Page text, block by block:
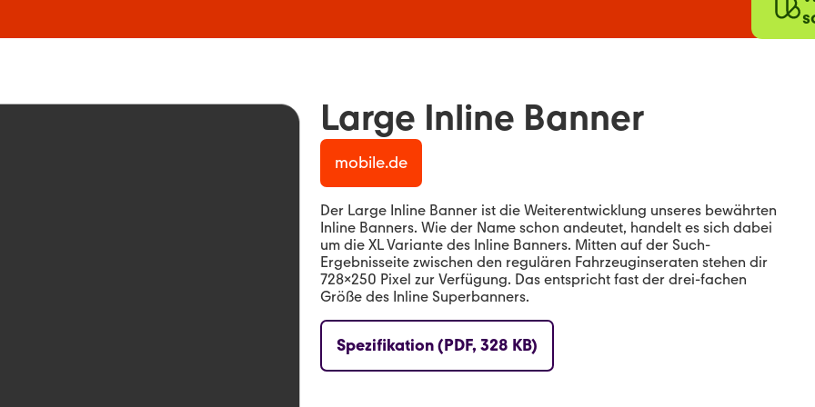
Large Inline Banner
mobile.de
Der Large Inline Banner ist die Weiterentwicklung unseres bewährten
Inline Banners. Wie der Name schon andeutet, handelt es sich dabei
um die XL Variante des Inline Banners. Mitten auf der Such-
Ergebnisseite zwischen den regulären Fahrzeuginseraten stehen dir
728×250 Pixel zur Verfügung. Das entspricht fast der drei-fachen
Größe des Inline Superbanners.
Spezifikation (PDF, 328 KB)